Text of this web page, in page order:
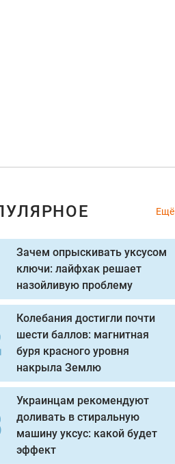
Ещё
Зачем опрыскивать уксусом
ключи: лайфхак решает
назойливую проблему
Колебания достигли почти
шести баллов: магнитная
буря красного уровня
накрыла Землю
Украинцам рекомендуют
доливать в стиральную
машину уксус: какой будет
эффект